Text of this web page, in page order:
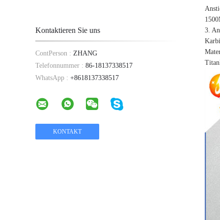
Kontaktieren Sie uns
ContPerson : ZHANG
Telefonnummer : 86-18137338517
WhatsApp : +8618137338517
3.